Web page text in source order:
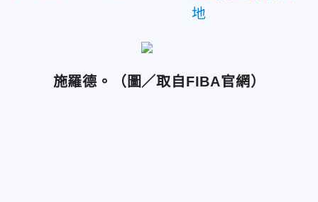
地
施羅德。（圖／取自FIBA官網）